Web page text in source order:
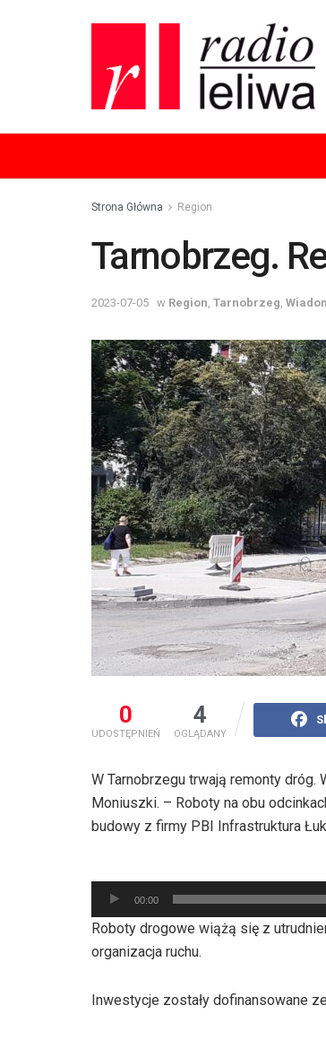
Strona Główna Region
Tarnobrzeg.
2023-07-05 w Region Tarnobrzeg
0
UDOSTĘPNIEŃ
4
OGLĄDANY
W Tarnobrzegu trwają remonty
Moniuszki. – Roboty na obu
budowy z firmy PBI Infrastruktura
plików
dźwiękowych
00:00
Roboty drogowe wiążą się z
organizacja ruchu.
Inwestycje zostały dofinansowane